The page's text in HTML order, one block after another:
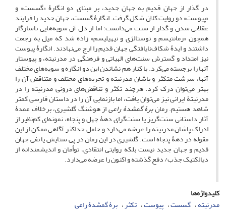
در گذار از جهان قدیم به جهان جدید، بر مبنای دو انگارۀ «گسست» و
«پیوست» دو روایت کلان شکل گرفت. انگارۀ گسست، جهان جدید را فرایند
عقلانی شدن و گذار از سنت می‌دانست؛ اما از دل آن سویه‌هایی ناسازگار
همچون «رمانتیسم و نوستالژی و نیهیلیسم» زاده شد که میل به رجعت
داشتند و ایدۀ شکاف‌نایافتگی جهان قدیم را ارج می‌نهادند. انگارۀ پیوست
نیز امتداد و گسترش سنت‌های الهیاتی و فرهنگی در مدرنیته، و پیوستار
آنها را برجسته می‌کرد. با کنار هم نشاندن این دو انگاره و سویه‌های مختلف
آنها، سرشت متکثر و پاشان مدرنیته و تجربه‌های مختلف و متناقض آن را
بهتر می‌توان درک کرد. هرچند تکثر و تناقض‌های درونی مدرنیته را در
مدرنیتۀ ایرانی نیز می‌توان یافت، اما بازنمایی آن را در داستان فارسی کمتر
شاهد هستیم. رمانبرۀگمشدۀراعیاز هوشنگ گلشیری، برخلاف عمدۀ
آثار داستانی سنت‌گریز یا سنت‌گرای دهۀ چهل و پنجاه، نمونه‌ای کم‌نظیر از
ادراک پاشان مدرنیته را عرضه می‌دارد و حامل حداکثر آگاهی ممکن از این
مقوله در دهۀ پنجاه است. گلشیری در این رمان در پی ستایش یا نفی جهان
قدیم و جهان جدید نیست بلکه روایتی انتقادی، توأمان و اندیشمندانه از
دیالکتیک جذب/ دفع گذشته و اکنون را عرضه می‌دارد.
کلیدواژه‌ها
مدرنیته گسست پیوست تکثر برۀ گمشدۀ راعی